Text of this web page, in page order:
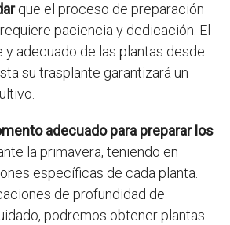
que el proceso de preparación
requiere paciencia y dedicación. El
adecuado de las plantas desde
su trasplante garantizará un
adecuado para preparar los
la primavera, teniendo en
específicas de cada planta.
de profundidad de
podremos obtener plantas